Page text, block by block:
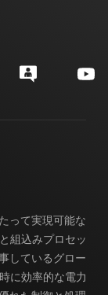
って実現可能な
組込みプロセッ
しているグロー
に効率的な電力